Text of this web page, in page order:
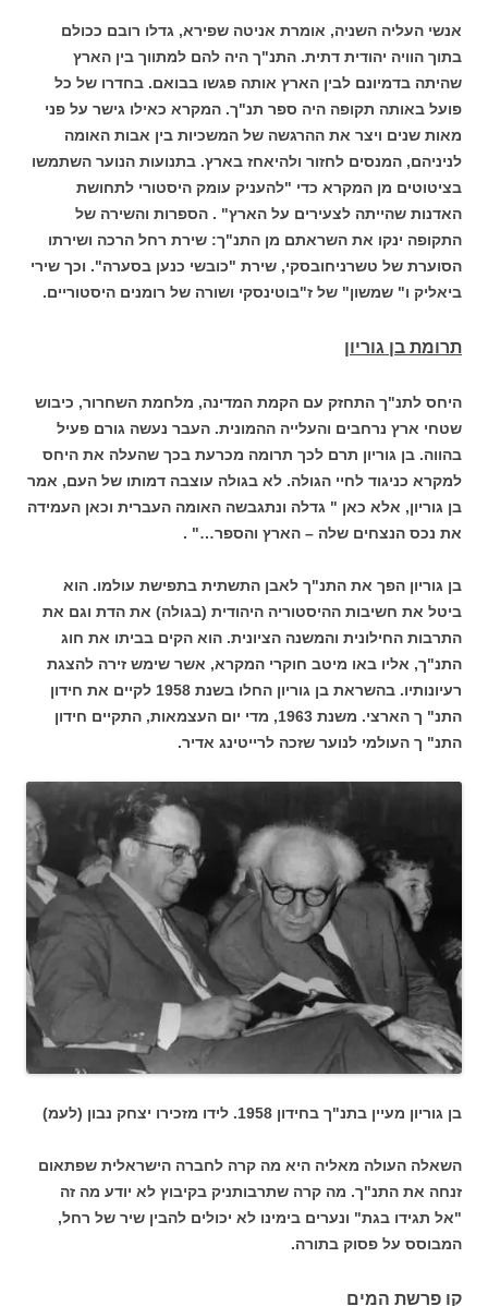
אנשי העליה השניה, אומרת אניטה שפירא, גדלו רובם ככולם
בתוך הוויה יהודית דתית. התנ"ך היה להם למתווך בין הארץ
שהיתה בדמיונם לבין הארץ אותה פגשו בבואם. בחדרו של כל
פועל באותה תקופה היה ספר תנ"ך. המקרא כאילו גישר על פני
מאות שנים ויצר את ההרגשה של המשכיות בין אבות האומה
לניניהם, המנסים לחזור ולהיאחז בארץ. בתנועות הנוער השתמשו
בציטוטים מן המקרא כדי "להעניק עומק היסטורי לתחושת
האדנות שהייתה לצעירים על הארץ" . הספרות והשירה של
התקופה ינקו את השראתם מן התנ"ך: שירת רחל הרכה ושירתו
הסוערת של טשרניחובסקי, שירת "כובשי כנען בסערה". וכך שירי
ביאליק ו" שמשון" של ז"בוטינסקי ושורה של רומנים היסטוריים.
תרומת בן גוריון
היחס לתנ"ך התחזק עם הקמת המדינה, מלחמת השחרור, כיבוש
שטחי ארץ נרחבים והעלייה ההמונית. העבר נעשה גורם פעיל
בהווה. בן גוריון תרם לכך תרומה מכרעת בכך שהעלה את היחס
למקרא כניגוד לחיי הגולה. לא בגולה עוצבה דמותו של העם, אמר
בן גוריון, אלא כאן " גדלה ונתגבשה האומה העברית וכאן העמידה
את נכס הנצחים שלה – הארץ והספר…" .
בן גוריון הפך את התנ"ך לאבן התשתית בתפישת עולמו. הוא
ביטל את חשיבות ההיסטוריה היהודית (בגולה) את הדת וגם את
התרבות החילונית והמשנה הציונית. הוא הקים בביתו את חוג
התנ"ך, אליו באו מיטב חוקרי המקרא, אשר שימש זירה להצגת
רעיונותיו. בהשראת בן גוריון החלו בשנת 1958 לקיים את חידון
התנ" ך הארצי. משנת 1963, מדי יום העצמאות, התקיים חידון
התנ" ך העולמי לנוער שזכה לרייטינג אדיר.
בן גוריון מעיין בתנ"ך בחידון 1958. לידו מזכירו יצחק נבון (לעמ)
השאלה העולה מאליה היא מה קרה לחברה הישראלית שפתאום
זנחה את התנ"ך. מה קרה שתרבותניק בקיבוץ לא יודע מה זה
"אל תגידו בגת" ונערים בימינו לא יכולים להבין שיר של רחל,
המבוסס על פסוק בתורה.
קו פרשת המים